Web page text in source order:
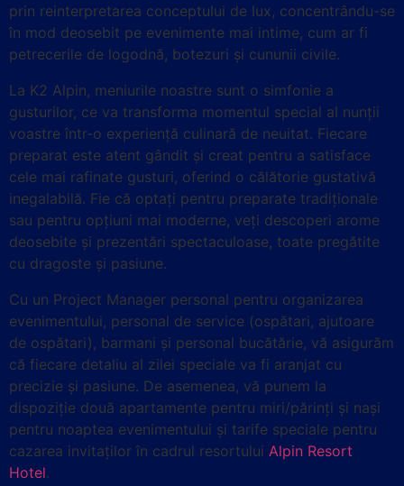
prin reinterpretarea conceptului de lux, concentrându-se
în mod deosebit pe evenimente mai intime, cum ar fi
petrecerile de logodnă, botezuri și cununii civile.
La K2 Alpin, meniurile noastre sunt o simfonie a
gusturilor, ce va transforma momentul special al nunții
voastre într-o experiență culinară de neuitat. Fiecare
preparat este atent gândit și creat pentru a satisface
cele mai rafinate gusturi, oferind o călătorie gustativă
inegalabilă. Fie că optați pentru preparate tradiționale
sau pentru opțiuni mai moderne, veți descoperi arome
deosebite și prezentări spectaculoase, toate pregătite
cu dragoste și pasiune.
Cu un Project Manager personal pentru organizarea
evenimentului, personal de service (ospătari, ajutoare
de ospătari), barmani și personal bucătărie, vă asigurăm
că fiecare detaliu al zilei speciale va fi aranjat cu
precizie și pasiune. De asemenea, vă punem la
dispoziție două apartamente pentru miri/părinți și nași
pentru noaptea evenimentului și tarife speciale pentru
cazarea invitaților în cadrul resortului Alpin Resort
Hotel.